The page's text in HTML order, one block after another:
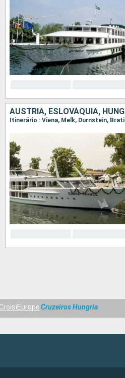
AUSTRIA, ESLOVÁQUIA,
Itinerário : Viena, Melk, Durnstein,
CroisiEuropeCruzeiros Hungria